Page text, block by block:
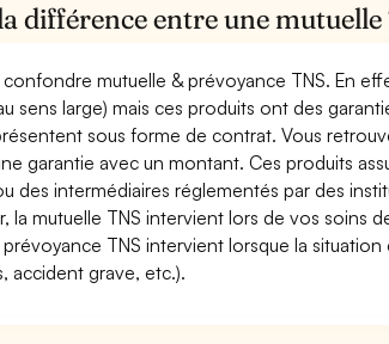
différence entre une
mutuelle & prévoyance TNS. En
sens large) mais ces produits ont des
sous forme de contrat. Vous
garantie avec un montant. Ces produits
des intermédiaires réglementés par des
la mutuelle TNS intervient lors de vos soins
TNS intervient lorsque la
accident grave, etc.).